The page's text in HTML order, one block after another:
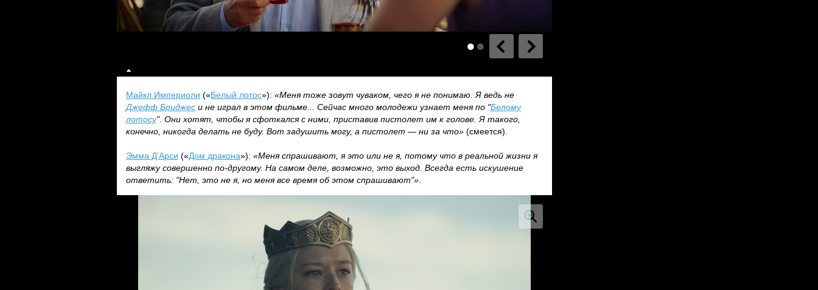
Майкл Империоли («Белый лотос»): «Меня тоже зовут чуваком, чего я не понимаю. Я ведь не
Джефф Бриджес и не играл в этом фильме... Сейчас много молодежи узнает меня по "Белому
лотосу". Они хотят, чтобы я сфоткался с ними, приставив пистолет им к голове. Я такого,
конечно, никогда делать не буду. Вот задушить могу, а пистолет — ни за что» (смеется).
Эмма Д’Арси («Дом дракона»): «Меня спрашивают, я это или не я, потому что в реальной жизни я
выгляжу совершенно по-другому. На самом деле, возможно, это выход. Всегда есть искушение
ответить: "Нет, это не я, но меня все время об этом спрашивают"»